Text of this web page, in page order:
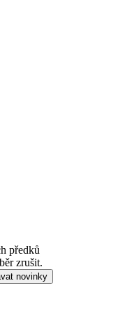
předků
zrušit.
novinky